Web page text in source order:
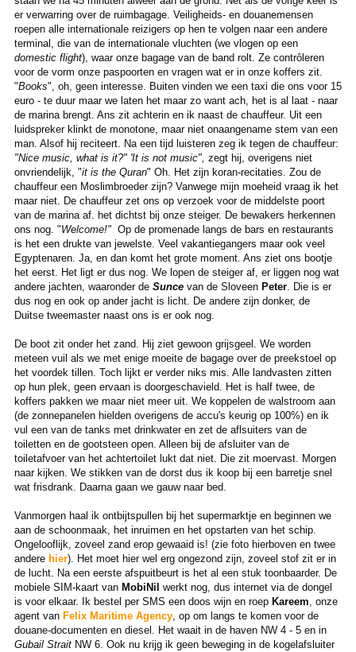
er verwarring over de ruimbagage. Veiligheids- en douanemensen
roepen alle internationale reizigers op hen te volgen naar een andere
terminal, die van de internationale vluchten (we vlogen op een
domestic flight), waar onze bagage van de band rolt. Ze contrôleren
voor de vorm onze paspoorten en vragen wat er in onze koffers zit.
"Books", oh, geen interesse. Buiten vinden we een taxi die ons voor 15
euro - te duur maar we laten het maar zo want ach, het is al laat - naar
de marina brengt. Ans zit achterin en ik naast de chauffeur. Uit een
luidspreker klinkt de monotone, maar niet onaangename stem van een
man. Alsof hij reciteert. Na een tijd luisteren zeg ik tegen de chauffeur:
"Nice music, what is it?" 'It is not music", zegt hij, overigens niet
onvriendelijk, "it is the Quran" Oh. Het zijn koran-recitaties. Zou de
chauffeur een Moslimbroeder zijn? Vanwege mijn moeheid vraag ik het
maar niet. De chauffeur zet ons op verzoek voor de middelste poort
van de marina af. het dichtst bij onze steiger. De bewakers herkennen
ons nog. "Welcome!"Op de promenade langs de bars en restaurants
is het een drukte van jewelste. Veel vakantiegangers maar ook veel
Egyptenaren. Ja, en dan komt het grote moment. Ans ziet ons bootje
het eerst. Het ligt er dus nog. We lopen de steiger af, er liggen nog wat
andere jachten, waaronder de Suncevan de Sloveen Peter. Die is er
dus nog en ook op ander jacht is licht. De andere zijn donker, de
Duitse tweemaster naast ons is er ook nog.
De boot zit onder het zand. Hij ziet gewoon grijsgeel. We worden
meteen vuil als we met enige moeite de bagage over de preekstoel op
het voordek tillen. Toch lijkt er verder niks mis. Alle landvasten zitten
op hun plek, geen ervaan is doorgeschavield. Het is half twee, de
koffers pakken we maar niet meer uit. We koppelen de walstroom aan
(de zonnepanelen hielden overigens de accu's keurig op 100%) en ik
vul een van de tanks met drinkwater en zet de aflsuiters van de
toiletten en de gootsteen open. Alleen bij de afsluiter van de
toiletafvoer van het achtertoilet lukt dat niet. Die zit moervast. Morgen
naar kijken. We stikken van de dorst dus ik koop bij een barretje snel
wat frisdrank. Daarna gaan we gauw naar bed.
Vanmorgen haal ik ontbijtspullen bij het supermarktje en beginnen we
aan de schoonmaak, het inruimen en het opstarten van het schip.
Ongelooflijk, zoveel zand erop gewaaid is! (zie foto hierboven en twee
andere hier). Het moet hier wel erg ongezond zijn, zoveel stof zit er in
de lucht. Na een eerste afspuitbeurt is het al een stuk toonbaarder. De
mobiele SIM-kaart van MobiNil werkt nog, dus internet via de dongel
is voor elkaar. Ik bestel per SMS een doos wijn en roep Kareem, onze
agent van Felix Maritime Agency, op om langs te komen voor de
douane-documenten en diesel. Het waait in de haven NW 4 - 5 en in
Gubail StraitNW 6. Ook nu krijg ik geen beweging in de kogelafsluiter